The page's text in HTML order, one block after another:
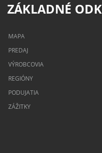
ZÁKLADNÉ
MAPA
PREDAJ
VÝROBCOVIA
REGIÓNY
PODUJATIA
ZÁŽITKY